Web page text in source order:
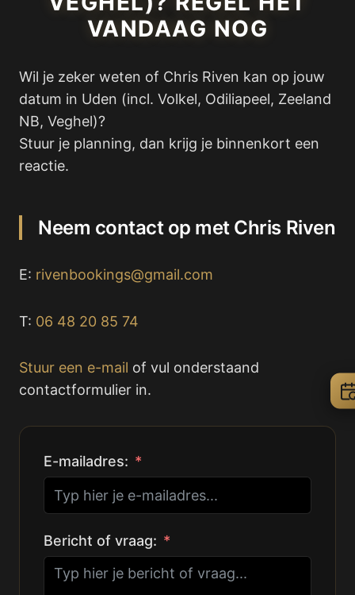
VANDAAG NOG
Wil je zeker weten of Chris Riven kan op jouw
datum in Uden (incl. Volkel, Odiliapeel, Zeeland
NB, Veghel)?
Stuur je planning, dan krijg je binnenkort een
reactie.
Neem contact op met Chris Riven
E: rivenbookings@gmail.com
T: 06 48 20 85 74
Stuur een e-mail of vul onderstaand
contactformulier in.
E-mailadres:
Bericht of vraag: